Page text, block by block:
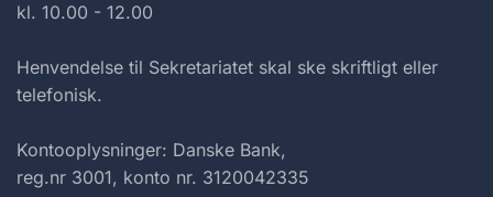
kl. 10.00 - 12.00
Henvendelse til Sekretariatet skal ske skriftligt eller
telefonisk.
Kontooplysninger: Danske Bank,
reg.nr 3001, konto nr. 3120042335